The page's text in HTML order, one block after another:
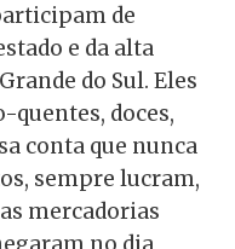
de
e da alta
do Sul. Eles
doces,
conta que nunca
sempre lucram,
mercadorias